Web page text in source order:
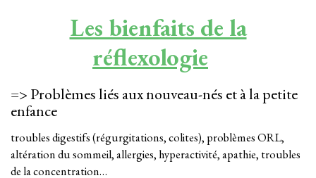
Les bienfaits de la
réflexologie
=> Problèmes liés aux nouveau-nés et à la petite
enfance
troubles digestifs (régurgitations, colites), problèmes ORL,
altération du sommeil, allergies, hyperactivité, apathie, troubles
de la concentration…